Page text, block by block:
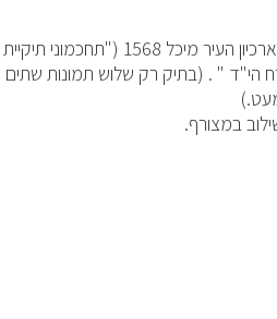
שמח לבשר שנימצאו תמונותיו בארכיון העיר מיכל 1568 ("תחכמוני תיקיית
הי"ד " . (בתיק רק שלוש תמונות שתים
במצורף.